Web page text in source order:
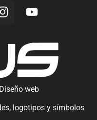
Diseño web
logotipos y símbolos